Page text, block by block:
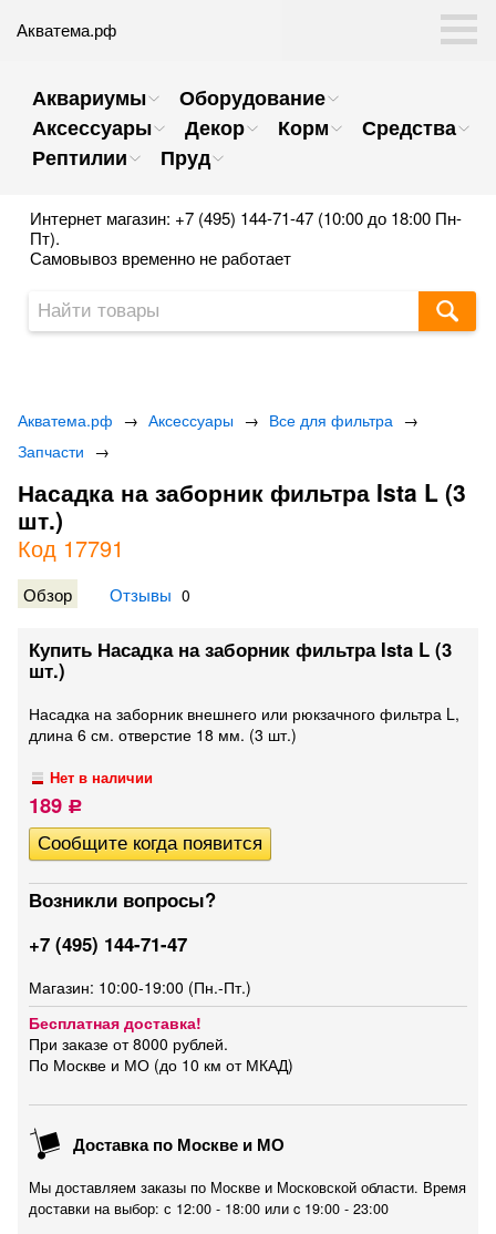
Акватема.рф
Аквариумы
Оборудование
Аксессуары
Декор Корм
Средства
Рептилии
Пруд
Интернет магазин: +7 (495) 144-71-47 (10:00 до 18:00 Пн-
Пт).
Самовывоз временно не работает
Акватема.рф → Аксессуары → Все для фильтра →
Запчасти →
Насадка на заборник фильтра Ista L (3
шт.)
Код 17791
Обзор Отзывы 0
Купить Насадка на заборник фильтра Ista L (3
шт.)
Насадка на заборник внешнего или рюкзачного фильтра L,
длина 6 см. отверстие 18 мм. (3 шт.)
Нет в наличии
189 Р
Возникли вопросы?
+7 (495) 144-71-47
Магазин: 10:00-19:00 (Пн.-Пт.)
Бесплатная доставка!
При заказе от 8000 рублей.
По Москве и МО (до 10 км от МКАД)
Доставка по Москве и МО
Мы доставляем заказы по Москве и Московской области. Время
доставки на выбор: с 12:00 - 18:00 или c 19:00 - 23:00